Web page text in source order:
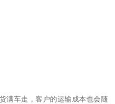
满车走，客户的运输成本也会随